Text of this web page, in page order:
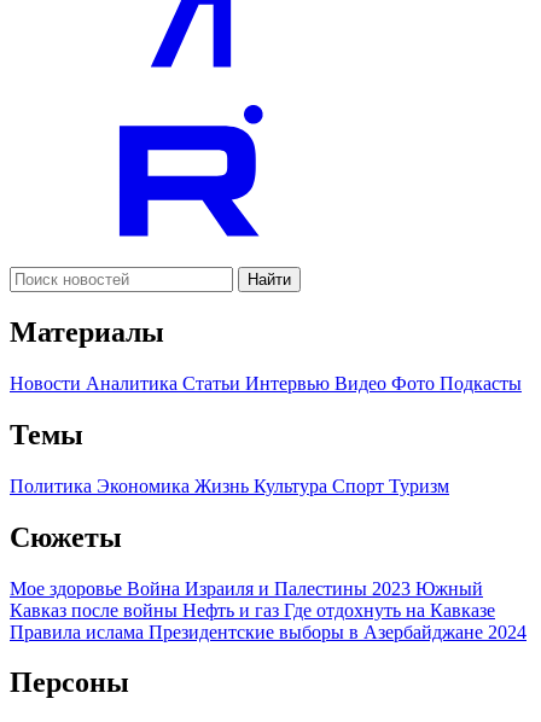
Найти
Материалы
Новости Аналитика Статьи Интервью Видео Фото Подкасты
Темы
Политика Экономика Жизнь Культура Спорт Туризм
Сюжеты
Мое здоровье Война Израиля и Палестины 2023 Южный
Кавказ после войны Нефть и газ Где отдохнуть на Кавказе
Правила ислама Президентские выборы в Азербайджане 2024
Персоны